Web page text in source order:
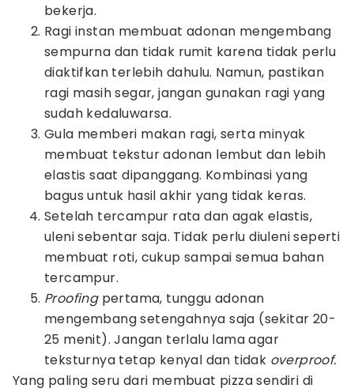
bekerja.
Ragi instan membuat adonan mengembang
sempurna dan tidak rumit karena tidak perlu
diaktifkan terlebih dahulu. Namun, pastikan
ragi masih segar, jangan gunakan ragi yang
sudah kedaluwarsa.
Gula memberi makan ragi, serta minyak
membuat tekstur adonan lembut dan lebih
elastis saat dipanggang. Kombinasi yang
bagus untuk hasil akhir yang tidak keras.
Setelah tercampur rata dan agak elastis,
uleni sebentar saja. Tidak perlu diuleni seperti
membuat roti, cukup sampai semua bahan
tercampur.
Proofingpertama, tunggu adonan
mengembang setengahnya saja (sekitar 20-
25 menit). Jangan terlalu lama agar
teksturnya tetap kenyal dan tidak overproof.
Yang paling seru dari membuat pizza sendiri di